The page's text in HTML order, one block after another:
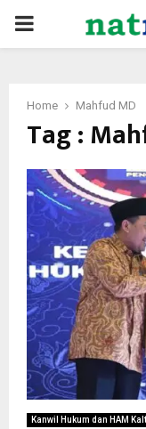
PRIMARY
Home Mahfud MD
Tag :
Kanwil Hukum dan HAM